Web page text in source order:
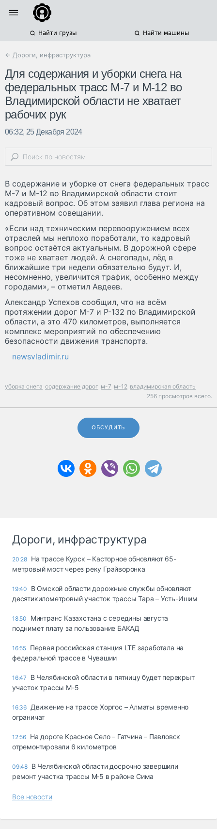
Найти грузы Найти машины
← Дороги, инфраструктура
Для содержания и уборки снега на
федеральных трасс М-7 и М-12 во
Владимирской области не хватает
рабочих рук
06:32, 25 Декабря 2024
В содержание и уборке от снега федеральных трасс
М-7 и М-12 во Владимирской области стоит
кадровый вопрос. Об этом заявил глава региона на
оперативном совещании.
«Если над техническим перевооружением всех
отраслей мы неплохо поработали, то кадровый
вопрос остаётся актуальным. В дорожной сфере
тоже не хватает людей. А снегопады, лёд в
ближайшие три недели обязательно будут. И,
несомненно, увеличится трафик, особенно между
городами», – отметил Авдеев.
Александр Успехов сообщил, что на всём
протяжении дорог М-7 и Р-132 по Владимирской
области, а это 470 километров, выполняется
комплекс мероприятий по обеспечению
безопасности движения транспорта.
newsvladimir.ru
уборка снега содержание дорог м-7 м-12 владимирская область
256 просмотров всего.
ОБСУДИТЬ
Дороги, инфраструктура
20:28 На трассе Курск – Касторное обновляют 65-
метровый мост через реку Грайворонка
19:40
В Омской области дорожные службы обновляют
десятикилометровый участок трассы Тара – Усть-Ишим
18:50
Минтранс Казахстана с середины августа
поднимет плату за пользование БАКАД
16:55 Первая российская станция LTE заработала на
федеральной трассе в Чувашии
16:47
В Челябинской области в пятницу будет перекрыт
участок трассы М-5
16:36 Движение на трассе Хоргос – Алматы временно
ограничат
12:56 На дороге Красное Село – Гатчина – Павловск
отремонтировали 6 километров
09:48 В Челябинской области досрочно завершили
ремонт участка трассы М‑5 в районе Сима
Все новости